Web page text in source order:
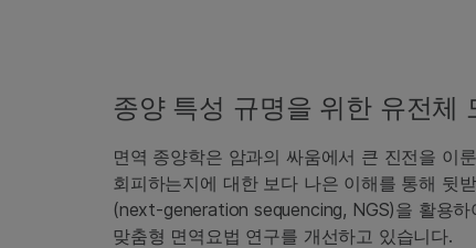
종양 특성 규명을 위한 유전체
면역 종양학은 암과의 싸움에서 큰 진전을 이
회피하는지에 대한 보다 나은 이해를 통해 뒷
(next-generation sequencing, NGS)을 활용
맞춤형 면역요법 연구를 개선하고 있습니다.